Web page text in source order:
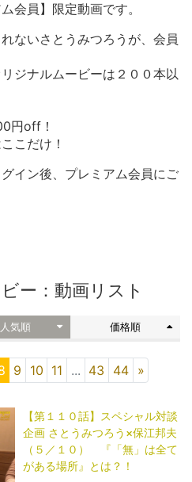
会員】限定動画です。
ないさとうみつろうが、会員
ジナルムービーは２００本以
円off！
こだけ！
イン後、プレミアム会員にご
ー：動画リスト
人気順 価格順
9 10 11 ... 43 44 »
【第１１０話】スペシャル対談
企画 さとうみつろう×保江邦夫
（５／１０） 『「無」は全て
がある場所』とは？！